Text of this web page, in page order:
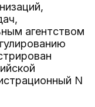
агентством
N